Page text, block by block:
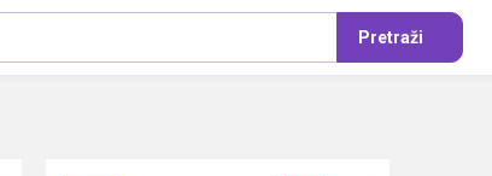
Pretraži